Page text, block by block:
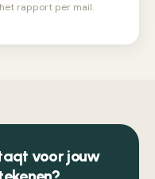
rapport per mail.
voor jouw